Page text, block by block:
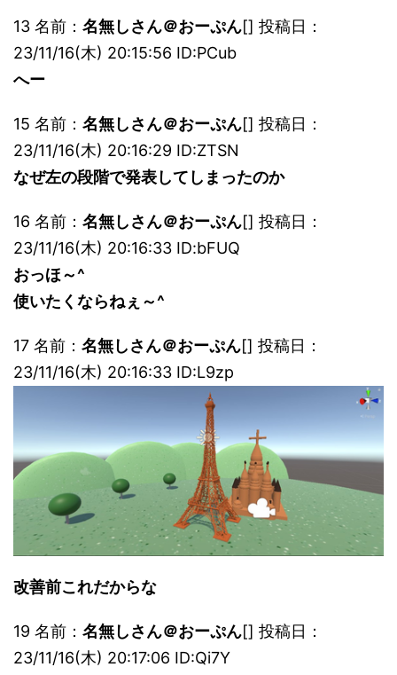
13 名前： 名無しさん＠おーぷん[] 投稿日：
23/11/16(木) 20:15:56 ID:PCub
へー
15 名前： 名無しさん＠おーぷん[] 投稿日：
23/11/16(木) 20:16:29 ID:ZTSN
なぜ左の段階で発表してしまったのか
16 名前： 名無しさん＠おーぷん[] 投稿日：
23/11/16(木) 20:16:33 ID:bFUQ
おっほ～^
使いたくならねぇ～^
17 名前： 名無しさん＠おーぷん[] 投稿日：
23/11/16(木) 20:16:33 ID:L9zp
改善前これだからな
19 名前： 名無しさん＠おーぷん[] 投稿日：
23/11/16(木) 20:17:06 ID:Qi7Y